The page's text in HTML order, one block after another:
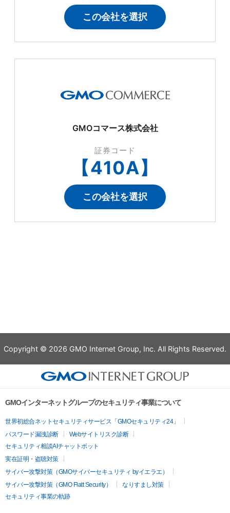
この会社を選択
GMOコマース株式会社
証券コード
【410A】
この会社を選択
Copyright © 2026 GMO Internet Group, Inc. All Rights Reserved.
GMOインターネットグループのセキュリティ事業について
世界初総合ネットセキュリティサービス「GMOセキュリティ24」
パスワード漏洩診断
Webサイトリスク診断
セキュリティ相談AIチャットボット
実在証明・盗聴対策
サイバー攻撃対策（GMOサイバーセキュリティ byイエラエ）
サイバー攻撃対策（GMO Flatt Security）
なりすまし対策
セキュリティ事業の軌跡